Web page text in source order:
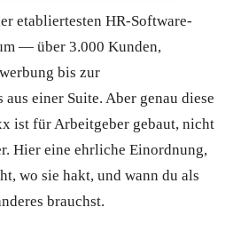
etabliertesten HR-Software-
— über 3.000 Kunden,
bis zur
einer Suite. Aber genau diese
ist für Arbeitgeber gebaut, nicht
Hier eine ehrliche Einordnung,
wo sie hakt, und wann du als
brauchst.